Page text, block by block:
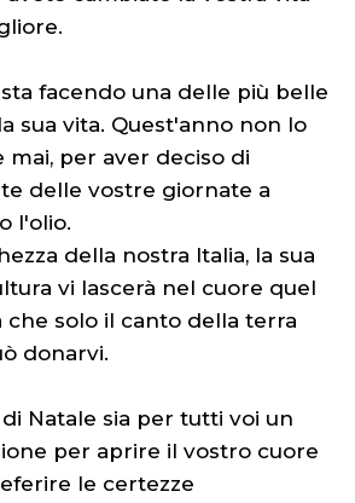
facendo una delle più belle
sua vita. Quest'anno non lo
per aver deciso di
delle vostre giornate a
l'olio.
della nostra Italia, la sua
vi lascerà nel cuore quel
che solo il canto della terra
donarvi.
Natale sia per tutti voi un
per aprire il vostro cuore
le certezze